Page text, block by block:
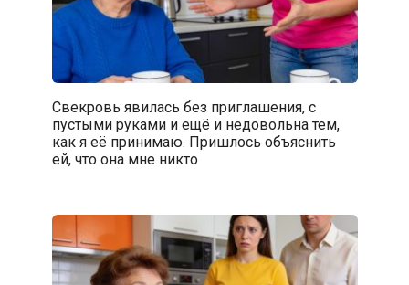
Свекровь явилась без приглашения, с
пустыми руками и ещё и недовольна тем,
как я её принимаю. Пришлось объяснить
ей, что она мне никто